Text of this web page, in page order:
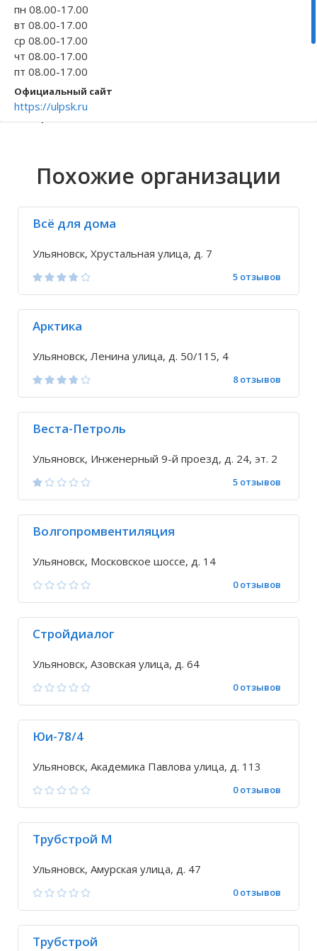
Волгоградская область
Кировоградская область
Восточно-Казахстанская область
Архангельское
пн 08.00-17.00
вт 08.00-17.00
ср 08.00-17.00
чт 08.00-17.00
пт 08.00-17.00
Официальный сайт
https://ulpsk.ru
Телефон
Похожие организации
Всё для дома
Ульяновск, Хрустальная улица, д. 7
5 отзывов
Арктика
Ульяновск, Ленина улица, д. 50/115, 4
8 отзывов
Веста-Петроль
Ульяновск, Инженерный 9-й проезд, д. 24, эт. 2
5 отзывов
Волгопромвентиляция
Ульяновск, Московское шоссе, д. 14
0 отзывов
Стройдиалог
Ульяновск, Азовская улица, д. 64
0 отзывов
Юи-78/4
Ульяновск, Академика Павлова улица, д. 113
0 отзывов
Трубстрой М
Ульяновск, Амурская улица, д. 47
0 отзывов
Трубстрой